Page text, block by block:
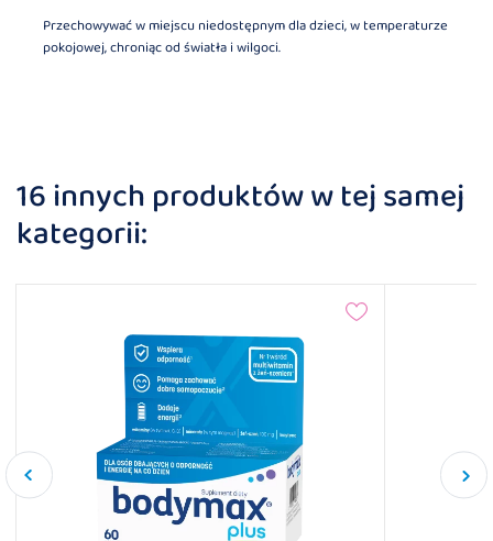
Przechowywać w miejscu niedostępnym dla dzieci, w temperaturze
pokojowej, chroniąc od światła i wilgoci.
16 innych produktów w tej samej
kategorii: